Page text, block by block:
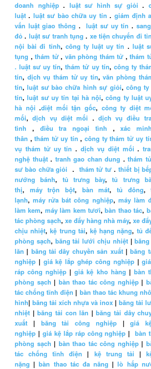
doanh nghiệp. luật sư hình sự giỏi .
luật . luật sư bào chữa uy tín . giám định
vấn luật giao thông .luật sư uy tín .
đỏ . luật sư tranh tụng . xe tiện chuyến đi
nội bài đi tỉnh, công ty luật uy tín . luật
tụng ,thám tử, văn phòng thám tử ,thám
. luật sư uy tín,thám tử uy tín, công ty
tín, dịch vụ thám tử uy tín,văn phòng
tín,luật sư bào chữa hình sự giỏi, công
tín,luật sư uy tín tại hà nội,công ty luật
hà nội.diệt mối tận gốc, công ty diệt
mối,dịch vụ diệt mối . dịch vụ điều
tình , điều tra ngoại tình ,xác
thân ,thám tử uy tín ,công ty thám tử uy
vụ thám tử uy tín .dịch vụ diệt mối .
nghệ thuật. tranh gao chan dung . thám
sư bào chữa giỏi . thám tử tư . thiết bị
nướng bánh, tủ trưng bày,tủ trưng
thị, máy trộn bột, bàn mát,tủ đông,
lạnh,máy rửa bát công nghiệp, máy làm
làm kem, máy làm kem tươi,bàn thao tác,
tác phòng sạch, xe đẩy hàng nhà máy, xe
chịu nhiệt,kệ trung tải, kệ hạng nặng, tủ
phòng sạch, băng tải lưới chịu nhiệt|
lăn | băng tải dây chuyền sản xuất|băng
nghiệp | giá kệ lắp ghép công nghiệp|
ráp công nghiệp |giá kệ kho hàng | bàn
phòng sạch | bàn thao tác công nghiệp|
tác chống tĩnh điện | bàn thao tác khung
hình| băng tải xích nhựa và inox | băng tải
nhiệt |băng tải con lăn |băng tải dây
xuất | băng tải công nghiệp|giá
nghiệp | giá kệ lắp ráp công nghiệp |bàn
phòng sạch | bàn thao tác công nghiệp|
tác chống tĩnh điện | kệ trung tải |
nặng |bàn thao tác đa năng |lò hấp